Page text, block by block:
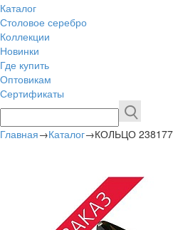
Каталог
Столовое серебро
Коллекции
Новинки
Где купить
Оптовикам
Сертификаты
Главная→Каталог→КОЛЬЦО